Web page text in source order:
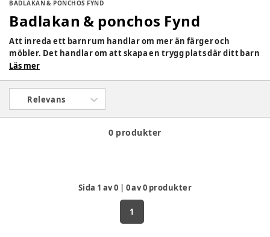
BADLAKAN & PONCHOS FYND
Badlakan & ponchos Fynd
Att inreda ett barnrum handlar om mer än färger och
möbler. Det handlar om att skapa en trygg plats där ditt barn
kan växa, leka, fantisera och känna sig hemma. Hos
praktiska textilier och inredningsdetaljer som gör
barnkammaren ombonad, funktionell och helt anpassat för
ert barn.
Läs mer
Relevans
0 produkter
Sida 1 av0 | 0av0 produkter
1